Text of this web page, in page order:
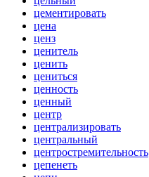
цементировать
цена
ценз
ценитель
ценить
цениться
ценность
ценный
центр
централизировать
центральный
центростремительность
цепенеть